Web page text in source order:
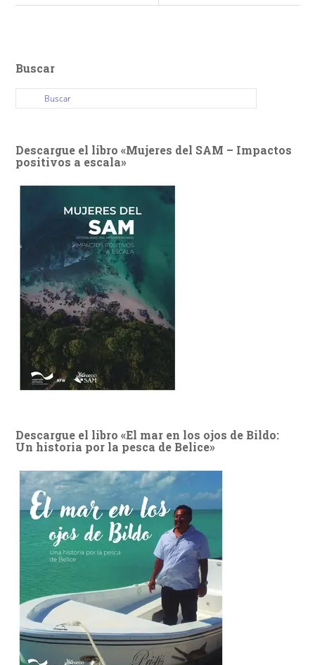
Buscar
Descargue el libro «Mujeres del SAM – Impactos
positivos a escala»
Descargue el libro «El mar en los ojos de Bildo:
Un historia por la pesca de Belice»